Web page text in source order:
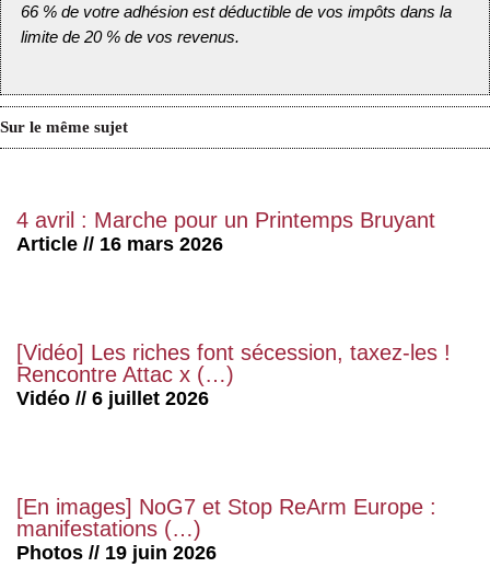
66 % de votre adhésion est déductible de vos impôts dans la
limite de 20 % de vos revenus.
Sur le même sujet
4 avril : Marche pour un Printemps Bruyant
Article // 16 mars 2026
[Vidéo] Les riches font sécession, taxez-les !
Rencontre Attac x (…)
Vidéo // 6 juillet 2026
[En images] NoG7 et Stop ReArm Europe :
manifestations (…)
Photos // 19 juin 2026